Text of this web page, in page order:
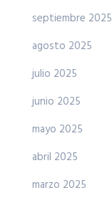
septiembre 2025
agosto 2025
julio 2025
junio 2025
mayo 2025
abril 2025
marzo 2025